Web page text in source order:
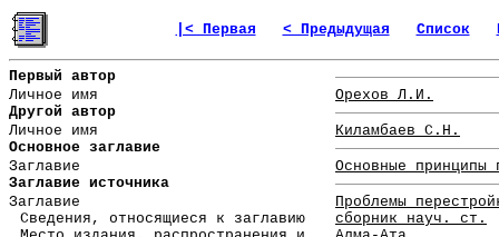
|< Первая < Предыдущая Список
Первый автор
Личное имя
Орехов Л.И.
Другой автор
Личное имя
Киламбаев С.Н.
Основное заглавие
Заглавие
Основные принципы
Заглавие источника
Заглавие
Проблемы
Сведения, относящиеся к заглавию
сборник науч. ст.